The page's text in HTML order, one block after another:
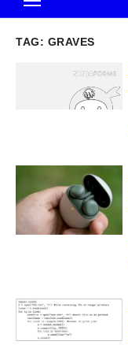
TAG: GRAVES